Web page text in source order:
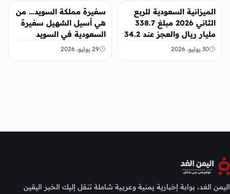
عربي ودولي
الميزانية السعودية للربع
الثاني 2026 مبلغ 338.7
مليار ريال والعجز عند 34.2
مليار ريال
30 يوليو، 2026
عربي ودولي
سفيرة مملكة السويد… من
هي أسيل الشهيل سفيرة
السعودية في السويد
29 يوليو، 2026
اليمن الغد، بوابة إخبارية يمنية وعربية شاملة تنقل إليك الخبر اليقين